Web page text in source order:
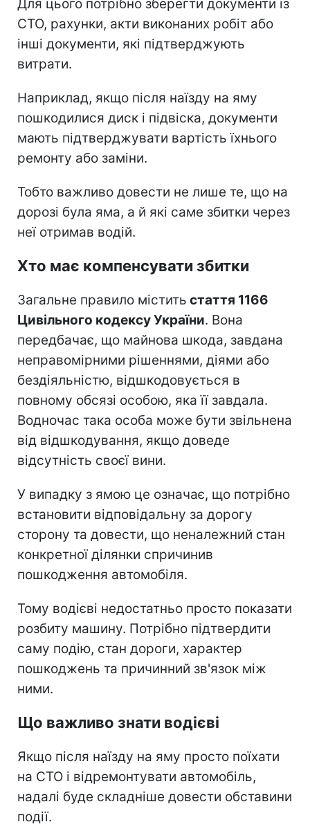
Для цього потрібно зберегти документи із
СТО, рахунки, акти виконаних робіт або
інші документи, які підтверджують
витрати.
Наприклад, якщо після наїзду на яму
пошкодилися диск і підвіска, документи
мають підтверджувати вартість їхнього
ремонту або заміни.
Тобто важливо довести не лише те, що на
дорозі була яма, а й які саме збитки через
неї отримав водій.
Хто має компенсувати збитки
Загальне правило містить стаття 1166
Цивільного кодексу України. Вона
передбачає, що майнова шкода, завдана
неправомірними рішеннями, діями або
бездіяльністю, відшкодовується в
повному обсязі особою, яка її завдала.
Водночас така особа може бути звільнена
від відшкодування, якщо доведе
відсутність своєї вини.
У випадку з ямою це означає, що потрібно
встановити відповідальну за дорогу
сторону та довести, що неналежний стан
конкретної ділянки спричинив
пошкодження автомобіля.
Тому водієві недостатньо просто показати
розбиту машину. Потрібно підтвердити
саму подію, стан дороги, характер
пошкоджень та причинний зв'язок між
ними.
Що важливо знати водієві
Якщо після наїзду на яму просто поїхати
на СТО і відремонтувати автомобіль,
надалі буде складніше довести обставини
події.